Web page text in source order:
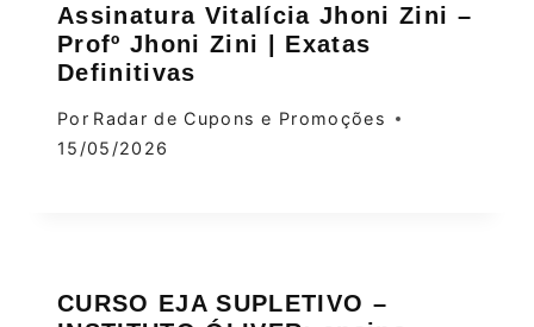
Assinatura Vitalícia Jhoni Zini –
Profº Jhoni Zini | Exatas
Definitivas
Por Radar de Cupons e Promoções
15/05/2026
CURSO EJA SUPLETIVO –